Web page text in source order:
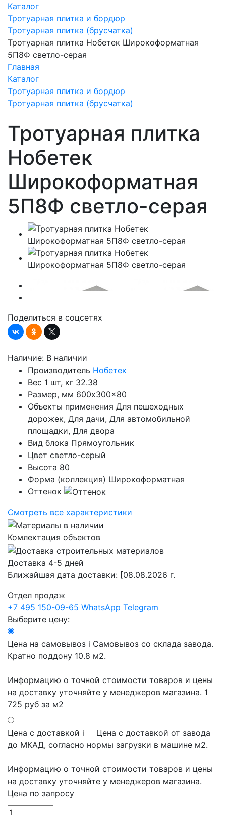
Каталог
Тротуарная плитка и бордюр
Тротуарная плитка (брусчатка)
Тротуарная плитка Нобетек Широкоформатная
5П8Ф светло-серая
Главная
Каталог
Тротуарная плитка и бордюр
Тротуарная плитка (брусчатка)
Тротуарная плитка
Нобетек
Широкоформатная
5П8Ф светло-серая
Поделиться в соцсетях
Наличие: В наличии
Производитель Нобетек
Вес 1 шт, кг 32.38
Размер, мм 600x300x80
Объекты применения Для пешеходных
дорожек, Для дачи, Для автомобильной
площадки, Для двора
Вид блока Прямоугольник
Цвет светло-серый
Высота 80
Форма (коллекция) Широкоформатная
Оттенок
Смотреть все характеристики
Комлектация объектов
Доставка 4-5 дней
Ближайшая дата доставки: [08.08.2026 г.
Отдел продаж
+7 495 150-09-65 WhatsApp Telegram
Выберите цену:
Цена на самовывоз i Самовывоз со склада завода.
Кратно поддону 10.8 м2.
Информацию о точной стоимости товаров и цены
на доставку уточняйте у менеджеров магазина. 1
725 руб за м2
Цена с доставкой i
Цена с доставкой от завода
до МКАД, согласно нормы загрузки в машине м2.
Информацию о точной стоимости товаров и цены
на доставку уточняйте у менеджеров магазина.
Цена по запросу